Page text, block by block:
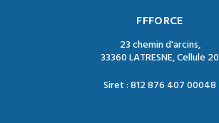
FFFORCE
23 chemin d'arcins,
33360 LATRESNE, Cellule 20
Siret : 812 876 407 00048